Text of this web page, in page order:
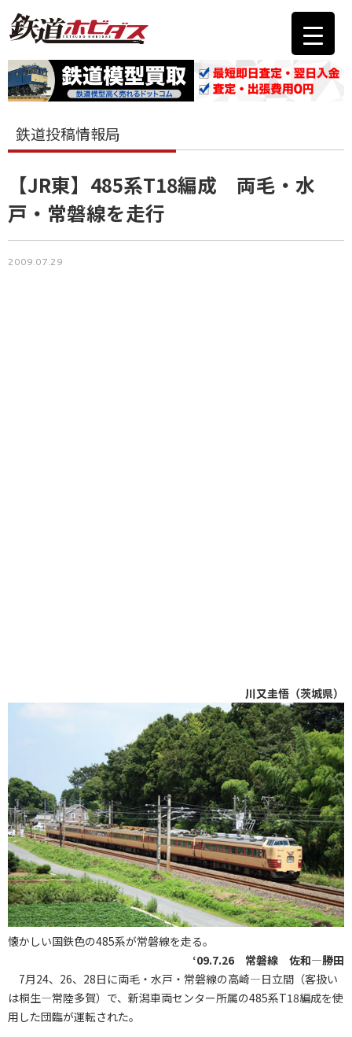
鉄道投稿情報局
【JR東】485系T18編成 両毛・水
戸・常磐線を走行
2009.07.29
川又圭悟（茨城県）
懐かしい国鉄色の485系が常磐線を走る。
‘09.7.26 常磐線 佐和―勝田
7月24、26、28日に両毛・水戸・常磐線の高崎―日立間（客扱い
は桐生―常陸多賀）で、新潟車両センター所属の485系T18編成を使
用した団臨が運転された。